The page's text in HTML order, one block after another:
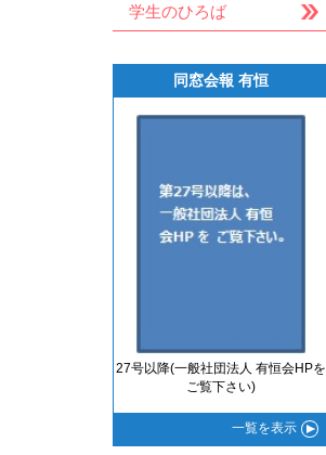
学生のひろば
同窓会報 有恒
27号以降(一般社団法人 有恒会HPを
ご覧下さい)
一覧を表示